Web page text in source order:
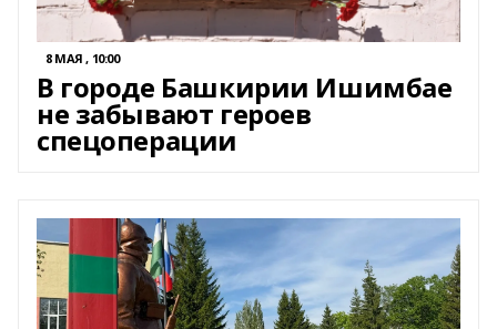
8 МАЯ , 10:00
В городе Башкирии Ишимбае
не забывают героев
спецоперации